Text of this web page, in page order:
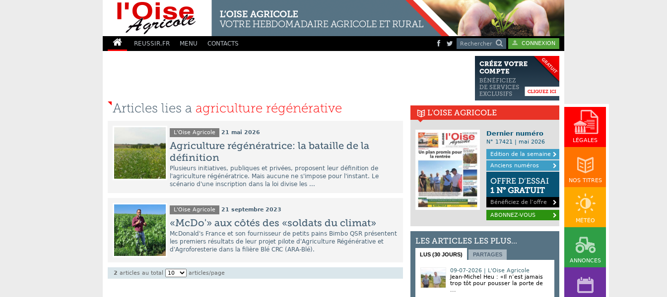
REUSSIR.FR MENU CONTACTS Rechercher CONNEXION
LÉGALES
NOS TITRES
MÉTÉO
ANNONCES
Articles lies a agriculture régénérative
L'Oise Agricole 21 mai 2026
Agriculture régénératrice: la bataille de la
définition
Plusieurs initiatives, publiques et privées, proposent leur définition de
l'agriculture régénératrice. Mais aucune ne s'impose pour l'instant. Le
scénario d'une inscription dans la loi divise les ...
L'Oise Agricole 21 septembre 2023
«McDo'» aux côtés des «soldats du climat»
McDonald's France et son fournisseur de petits pains Bimbo QSR présentent
les premiers résultats de leur projet pilote d'Agriculture Régénérative et
d'Agroforesterie dans la filière Blé CRC (ARA-Blé).
2 articles au total articles/page
L'OISE AGRICOLE
Dernier numéro
N° 17421 | mai 2026
Edition de la semaine
Anciens numéros
OFFRE D’ESSAI
1 N° GRATUIT
Bénéficiez de l’offre
ABONNEZ-VOUS
LES ARTICLES LES PLUS...
LUS (30 JOURS) PARTAGES
09-07-2026 | L'Oise Agricole
Jean-Michel Heu : «Il n’est jamais
trop tôt pour pousser la porte de
...